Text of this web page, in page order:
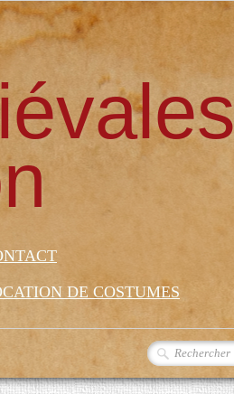
DE COSTUMES